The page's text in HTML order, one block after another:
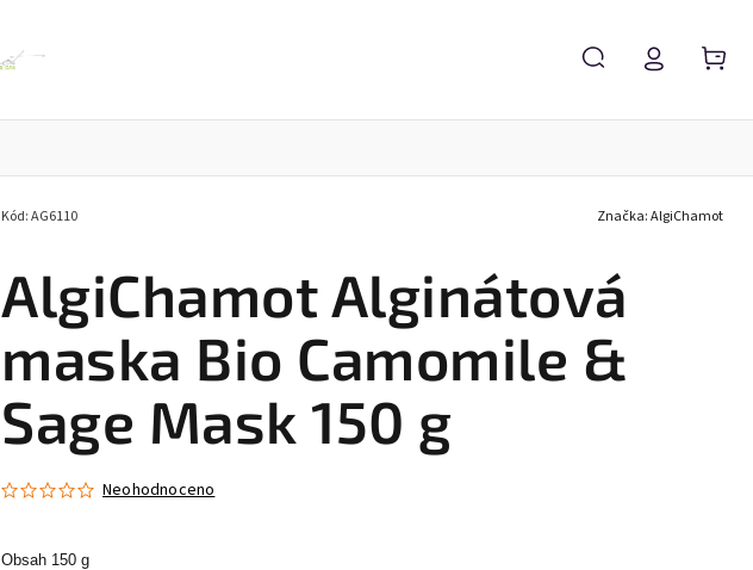
AlgiChamot Alginátová
maska Bio Camomile &
Sage Mask 150 g
Kód:AG6110
Neohodnoceno
Obsah 150 g
Značka:AlgiChamot